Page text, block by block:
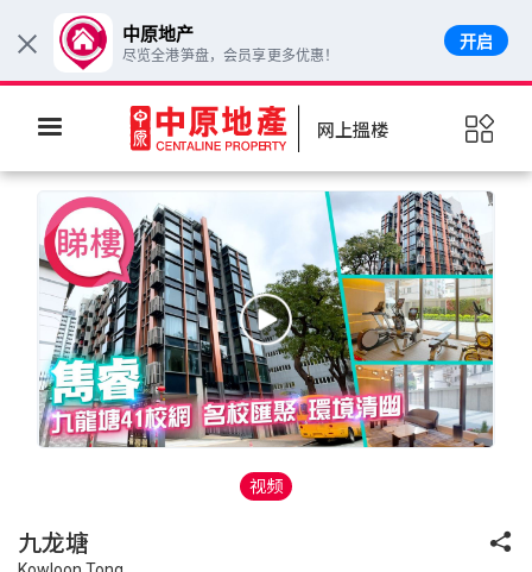
网上搵楼
片区资讯 片区地图 楼价走势
视频
九龙塘
× 中原地产
尽览全港笋盘，会员享更多优惠！
开启